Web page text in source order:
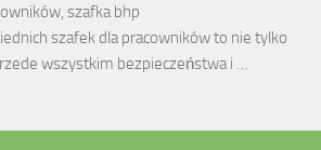
szafka bhp
szafek dla pracowników to nie tylko
wszystkim bezpieczeństwa i …